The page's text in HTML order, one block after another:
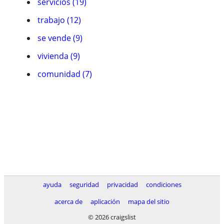
trabajo (12)
se vende (9)
vivienda (9)
comunidad (7)
ayuda seguridad privacidad
condiciones
acerca de
aplicación
mapa del sitio
© 2026 craigslist